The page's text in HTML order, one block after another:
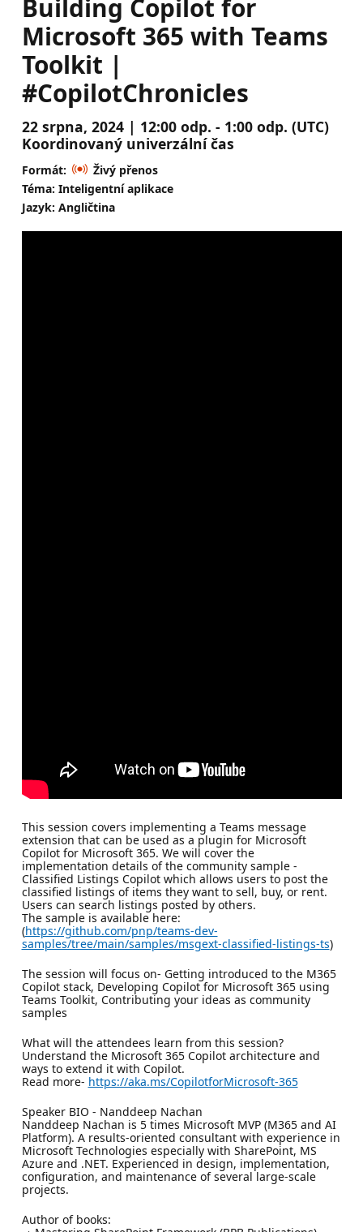
Building Copilot for
Microsoft 365 with Teams
Toolkit |
#CopilotChronicles
22 srpna, 2024 | 12:00 odp. - 1:00 odp. (UTC)
Koordinovaný univerzální čas
Formát:
Živý přenos
Téma: Inteligentní aplikace
Jazyk: Angličtina
This session covers implementing a Teams message
extension that can be used as a plugin for Microsoft
Copilot for Microsoft 365. We will cover the
implementation details of the community sample -
Classified Listings Copilot which allows users to post the
classified listings of items they want to sell, buy, or rent.
Users can search listings posted by others.
The sample is available here:
(https://github.com/pnp/teams-dev-
samples/tree/main/samples/msgext-classified-listings-ts)
The session will focus on- Getting introduced to the M365
Copilot stack, Developing Copilot for Microsoft 365 using
Teams Toolkit, Contributing your ideas as community
samples
What will the attendees learn from this session?
Understand the Microsoft 365 Copilot architecture and
ways to extend it with Copilot.
Read more- https://aka.ms/CopilotforMicrosoft-365
Speaker BIO - Nanddeep Nachan
Nanddeep Nachan is 5 times Microsoft MVP (M365 and AI
Platform). A results-oriented consultant with experience in
Microsoft Technologies especially with SharePoint, MS
Azure and .NET. Experienced in design, implementation,
configuration, and maintenance of several large-scale
projects.
Author of books: